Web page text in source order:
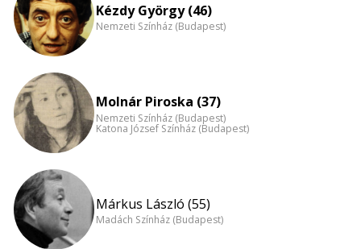
Kézdy György (46)
Nemzeti Színház (Budapest)
Molnár Piroska (37)
Nemzeti Színház (Budapest)
Katona József Színház (Budapest)
Márkus László (55)
Madách Színház (Budapest)